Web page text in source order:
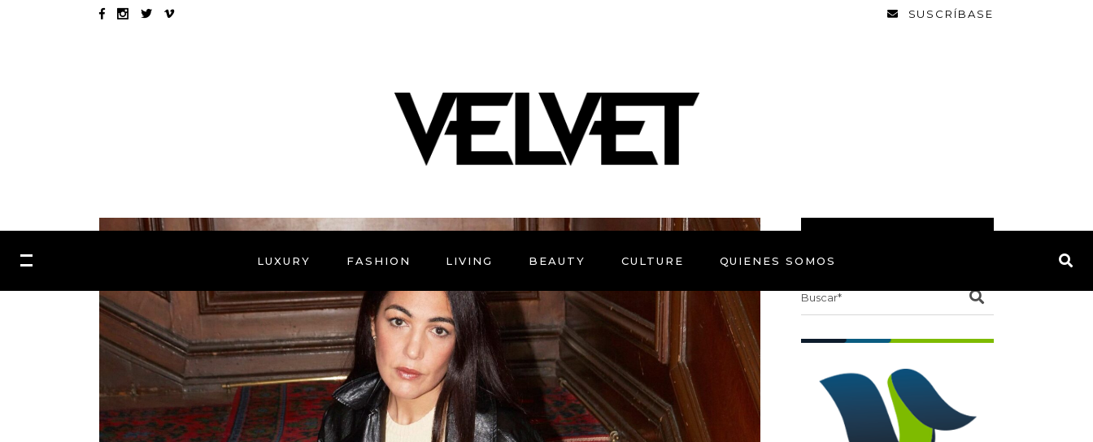
SUSCRÍBASE
LUXURY FASHION LIVING BEAUTY CULTURE QUIENES SOMOS
Search